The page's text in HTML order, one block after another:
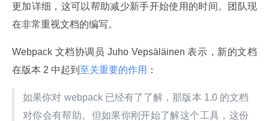
更加详细，这可以帮助减少新手开始使用的时间。团队现
在非常重视文档的编写。
Webpack 文档协调员 Juho Vepsäläinen 表示，新的文档
在版本 2 中起到 至关重要的作用 ：
如果你对 webpack 已经有了了解，那版本 1.0 的文档
对你会有帮助。但如果你刚开始了解这个工具，这份